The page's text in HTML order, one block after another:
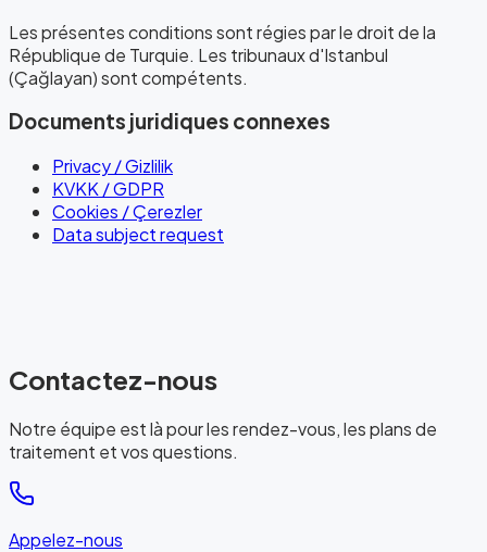
Les présentes conditions sont régies par le droit de la
République de Turquie. Les tribunaux d'Istanbul
(Çağlayan) sont compétents.
Documents juridiques connexes
Privacy / Gizlilik
KVKK / GDPR
Cookies / Çerezler
Data subject request
Contactez-nous
Notre équipe est là pour les rendez-vous, les plans de
traitement et vos questions.
Appelez-nous